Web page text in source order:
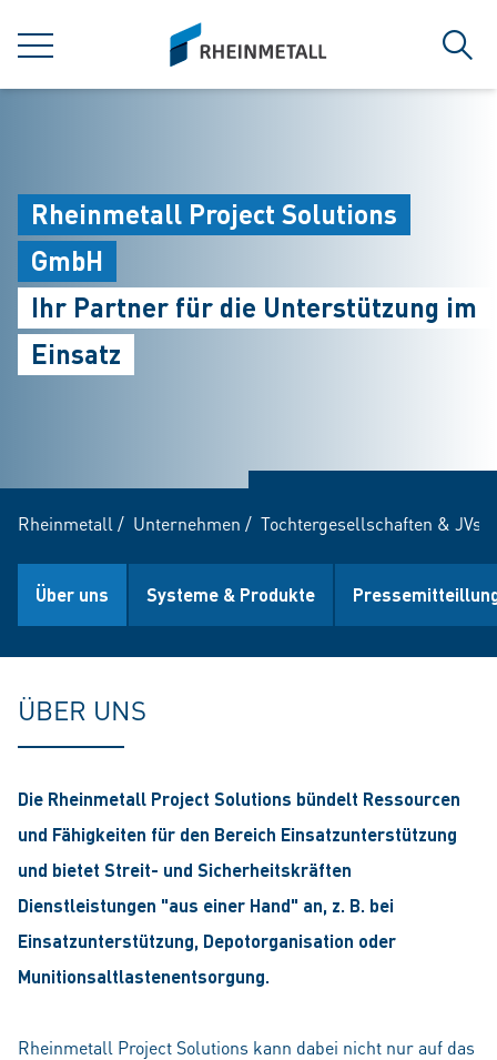
MENÜ
siteLogo
Rheinmetall Project Solutions
GmbH
Ihr Partner für die Unterstützung im
Einsatz
Rheinmetall / Unternehmen / Tochtergesellschaften & JVs
Über uns Systeme & Produkte
ÜBER UNS
Die Rheinmetall Project Solutions bündelt Ressourcen
und Fähigkeiten für den Bereich Einsatzunterstützung
und bietet Streit- und Sicherheitskräften
Dienstleistungen "aus einer Hand" an, z. B. bei
Einsatzunterstützung, Depotorganisation oder
Munitionsaltlastenentsorgung.
Rheinmetall Project Solutions kann dabei nicht nur auf das